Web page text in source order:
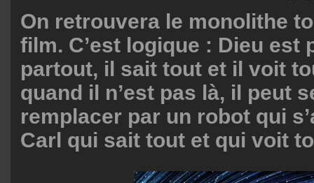
On retrouvera le monolithe
film. C’est logique : Dieu est
partout, il sait tout et il voit
quand il n’est pas là, il peut
remplacer par un robot qui
Carl qui sait tout et qui voit